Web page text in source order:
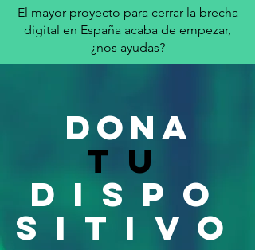
El mayor proyecto para cerrar la brecha
digital en España acaba de empezar,
¿nos ayudas?
DONA
Tu
DISPO
SITIVO